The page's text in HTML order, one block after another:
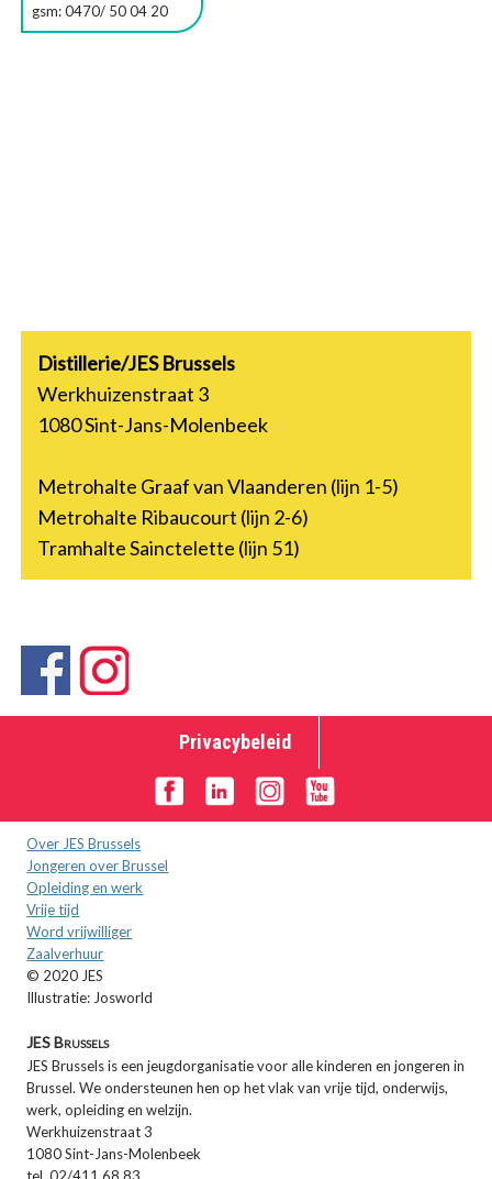
gsm: 0470/ 50 04 20
Distillerie/JES Brussels
Werkhuizenstraat 3
1080 Sint-Jans-Molenbeek
Metrohalte Graaf van Vlaanderen (lijn 1-5)
Metrohalte Ribaucourt (lijn 2-6)
Tramhalte Sainctelette (lijn 51)
Privacybeleid
Over JES Brussels
Jongeren over Brussel
Opleiding en werk
Vrije tijd
Word vrijwilliger
Zaalverhuur
© 2020 JES
Illustratie: Josworld
JES Brussels
JES Brussels is een jeugdorganisatie voor alle kinderen en jongeren in
Brussel. We ondersteunen hen op het vlak van vrije tijd, onderwijs,
werk, opleiding en welzijn.
Werkhuizenstraat 3
1080 Sint-Jans-Molenbeek